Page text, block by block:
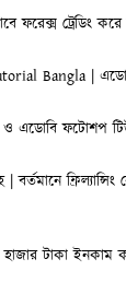
ফরেক্স ট্রেডিং
Bangla |
এডোবি ফটোশপ
বর্তমানে
হাজার টাকা ইনকাম